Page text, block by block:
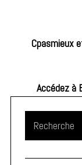
Cpasmieux
Accédez à